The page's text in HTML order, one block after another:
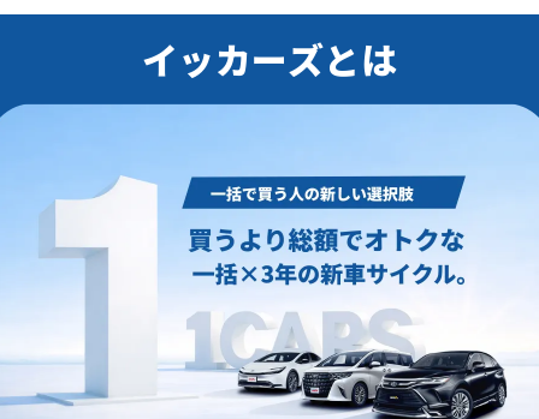
イッカーズとは